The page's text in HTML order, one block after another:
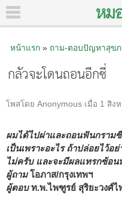
หน้าแรก» ถาม-ตอบปัญหาสุข
กลัวจะโดนถอนอีกซี่
โพสโดย Anonymous เมื่อ 1 สิง
ผมได้ไปผ่าและถอนฟันกราม
เป็นเพราะอะไร ถ้าปล่อยไว้อ
ไม่ครับ และจะมีผลแทรกซ้อน
ผู้ถาม โอภาส/กรุงเทพฯ
ผู้ตอบ ท.พ.ไพฑูรย์ สุริยะวงศ์ไ